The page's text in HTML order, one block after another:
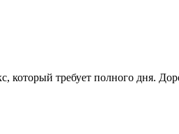
требует полного дня.